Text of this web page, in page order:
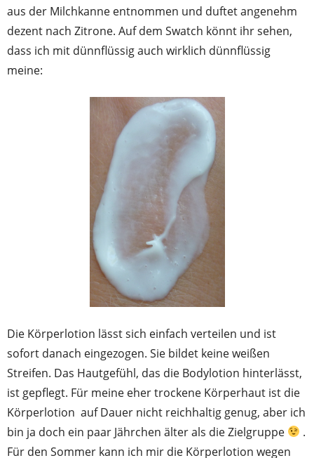
aus der Milchkanne entnommen und duftet angenehm
dezent nach Zitrone. Auf dem Swatch könnt ihr sehen,
dass ich mit dünnflüssig auch wirklich dünnflüssig
meine:
Die Körperlotion lässt sich einfach verteilen und ist
sofort danach eingezogen. Sie bildet keine weißen
Streifen. Das Hautgefühl, das die Bodylotion hinterlässt,
ist gepflegt. Für meine eher trockene Körperhaut ist die
Körperlotion auf Dauer nicht reichhaltig genug, aber ich
bin ja doch ein paar Jährchen älter als die Zielgruppe
.
Für den Sommer kann ich mir die Körperlotion wegen